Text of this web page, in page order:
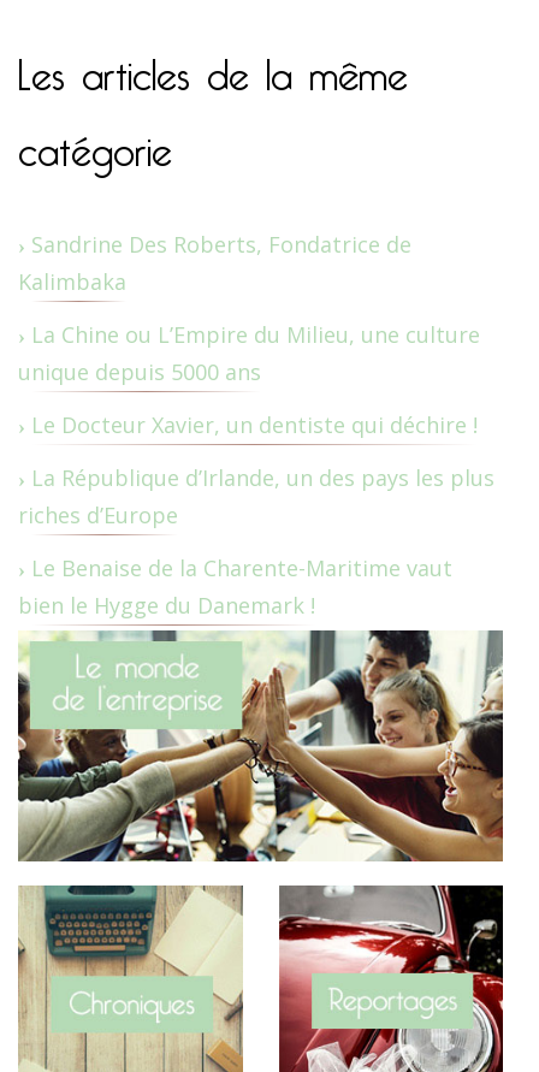
Les articles de la même
catégorie
Sandrine Des Roberts, Fondatrice de
Kalimbaka
La Chine ou L’Empire du Milieu, une culture
unique depuis 5000 ans
Le Docteur Xavier, un dentiste qui déchire !
La République d’Irlande, un des pays les plus
riches d’Europe
Le Benaise de la Charente-Maritime vaut
bien le Hygge du Danemark !